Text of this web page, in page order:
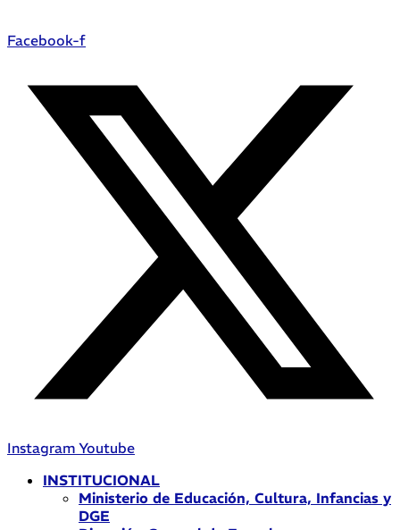
Facebook-f
Instagram Youtube
INSTITUCIONAL
Ministerio de Educación, Cultura, Infancias y
DGE